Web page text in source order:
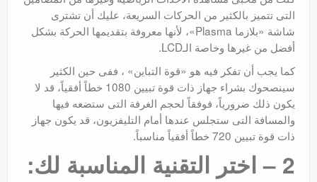
التى تتميز بالكثير من الحركات السريعة، عليك أن تشترى
شاشة «بلازما Plasma»، لأنها معروفة بتقديمها الحركة بشكل
أفضل من غيرها وخاصة الـLCD.
كما يجب أن تفكر فيه هو «قوة التباين» ، ففى حين الكثير
سينصحوك بشراء جهاز ذات قوة تبيين 1080 خطاً أفقياً، قد لا
يكون ذلك ضرورياً، فوفقاً لحجم الغرفة التى ستضعه فيها
والمسافة التى ستجلس عندها أمام التليفزيون، قد يكون جهاز
ذات قوة تبيين 720 خطاً أفقياً مناسباً.
2 – اختر التقنية المناسبة لك: